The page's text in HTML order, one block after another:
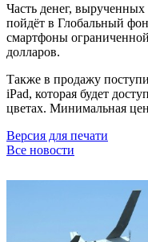
Часть денег,
пойдёт в Глобальный
смартфоны
долларов.
Также в продажу
iPad, которая будет
цветах. Минимальная
Версия для печати
Все новости